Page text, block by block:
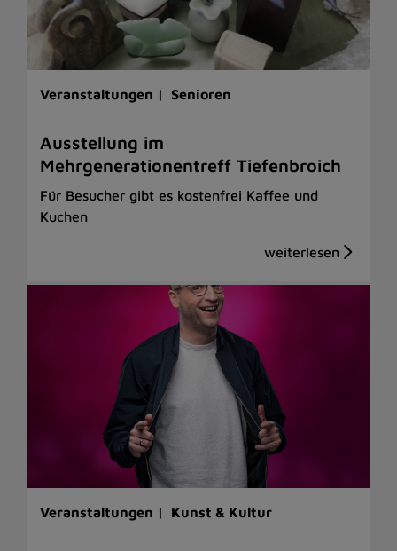
Veranstaltungen | Senioren
Ausstellung im
Mehrgenerationentreff Tiefenbroich
Für Besucher gibt es kostenfrei Kaffee und
Kuchen
Veranstaltungen | Kunst & Kultur